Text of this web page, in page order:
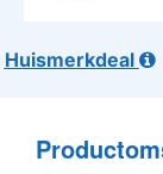
Huismerkdeal